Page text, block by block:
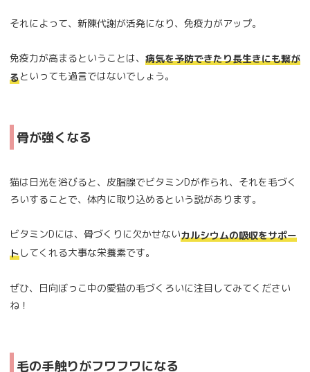
それによって、新陳代謝が活発になり、免疫力がアップ。
免疫力が高まるということは、 病気を予防できたり長生きにも繋が
るといっても過言ではないでしょう。
骨が強くなる
猫は日光を浴びると、皮脂腺でビタミンDが作られ、それを毛づく
ろいすることで、体内に取り込めるという説があります。
ビタミンDには、骨づくりに欠かせないカルシウムの吸収をサポー
トしてくれる大事な栄養素です。
ぜひ、日向ぼっこ中の愛猫の毛づくろいに注目してみてください
ね！
毛の手触りがフワフワになる